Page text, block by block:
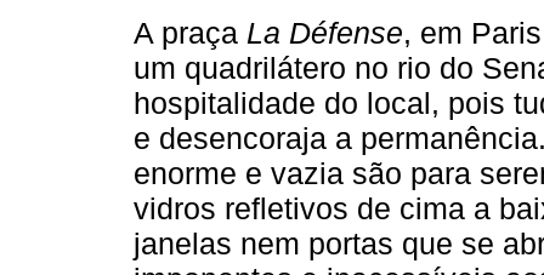
A praça La Défense, em
um quadrilátero no rio do
hospitalidade do local, pois
e desencoraja a
enorme e vazia são para
vidros refletivos de cima a
janelas nem portas que se